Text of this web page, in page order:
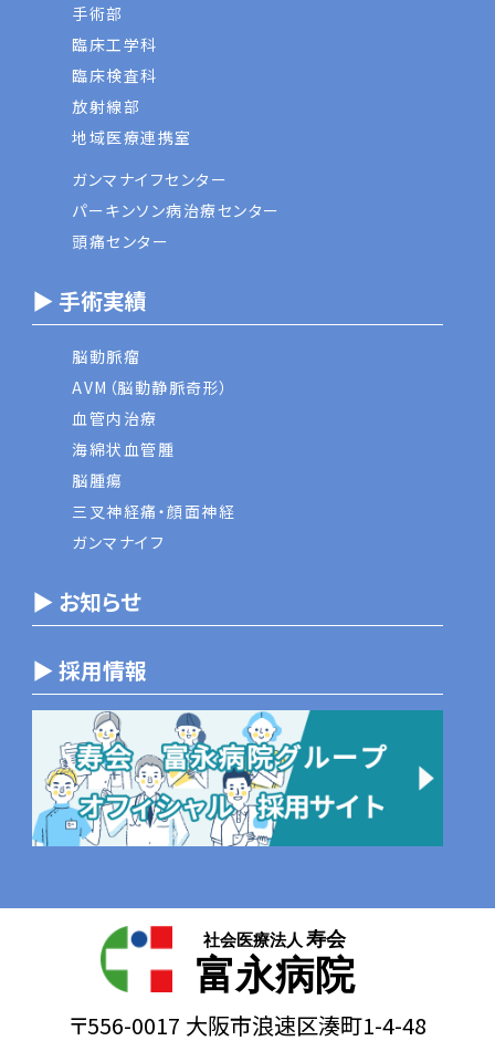
手術部
臨床工学科
臨床検査科
放射線部
地域医療連携室
ガンマナイフセンター
パーキンソン病治療センター
頭痛センター
▶ 手術実績
脳動脈瘤
AVM（脳動静脈奇形）
血管内治療
海綿状血管腫
脳腫瘍
三叉神経痛・顔面神経
ガンマナイフ
▶ お知らせ
▶ 採用情報
社会医療法人 寿会
富永病院
〒556-0017 大阪市浪速区湊町1-4-48